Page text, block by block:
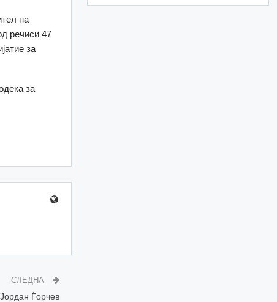
на
речиси 47
за
за
СЛЕДНА
Ѓорчев